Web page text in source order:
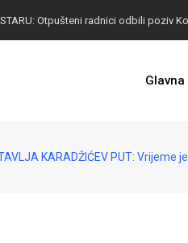
Glavna
KARADŽIĆEV PUT: Vrijeme